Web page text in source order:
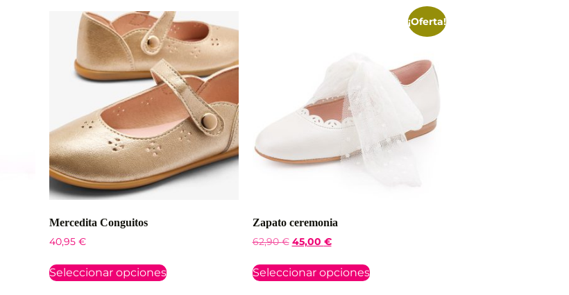
Mercedita Conguitos
40,95 €
Seleccionar opciones
¡Oferta!
Zapato ceremonia
62,90€ 45,00 €
Seleccionar opciones